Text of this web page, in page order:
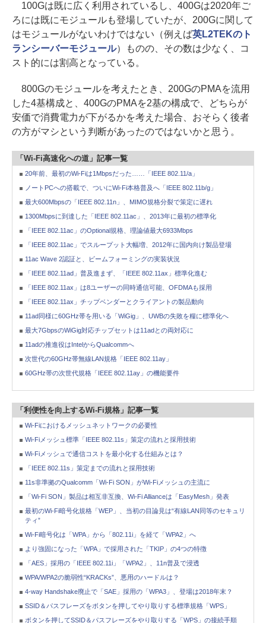
100Gは既に広く利用されているし、400Gは2020年ご
ろには既にモジュールも登場していたが、200Gに関して
はモジュールがないわけではない（例えば英L2TEKのト
ランシーバーモジュール）ものの、その数は少なく、コ
スト的には割高となっている。
800Gのモジュールを考えたとき、200GのPMAを流用
した4基構成と、400GのPMAを2基の構成で、どちらが
安価で消費電力が下がるかを考えた場合、おそらく後者
の方がマシという判断があったのではないかと思う。
「Wi-Fi高速化への道」記事一覧
20年前、最初のWi-Fiは1Mbpsだった……「IEEE 802.11/a」
ノートPCへの搭載で、ついにWi-Fi本格普及へ「IEEE 802.11b/g」
最大600Mbpsの「IEEE 802.11n」、MIMO規格分裂で策定に遅れ
1300Mbpsに到達した「IEEE 802.11ac」、2013年に最初の標準化
「IEEE 802.11ac」のOptional規格、理論値最大6933Mbps
「IEEE 802.11ac」でスループット大幅増、2012年に国内向け製品登場
11ac Wave 2認証と、ビームフォーミングの実装状況
「IEEE 802.11ad」普及進まず、「IEEE 802.11ax」標準化進む
「IEEE 802.11ax」は8ユーザーの同時通信可能、OFDMAも採用
「IEEE 802.11ax」チップベンダーとクライアントの製品動向
11ad同様に60GHz帯を用いる「WiGig」、UWBの失敗を糧に標準化へ
最大7GbpsのWiGig対応チップセットは11adとの両対応に
11adの推進役はIntelからQualcommへ
次世代の60GHz帯無線LAN規格「IEEE 802.11ay」
60GHz帯の次世代規格「IEEE 802.11ay」の機能要件
「利便性を向上するWi-Fi規格」記事一覧
Wi-Fiにおけるメッシュネットワークの必要性
Wi-Fiメッシュ標準「IEEE 802.11s」策定の流れと採用技術
Wi-Fiメッシュで通信コストを最小化する仕組みとは？
「IEEE 802.11s」策定までの流れと採用技術
11s非準拠のQualcomm「Wi-Fi SON」がWi-Fiメッシュの主流に
「Wi-Fi SON」製品は相互非互換、Wi-Fi Allianceは「EasyMesh」発表
最初のWi-Fi暗号化規格「WEP」、当初の目論見は“有線LAN同等のセキュリ
ティ”
Wi-Fi暗号化は「WPA」から「802.11i」を経て「WPA2」へ
より強固になった「WPA」で採用された「TKIP」の4つの特徴
「AES」採用の「IEEE 802.11i」「WPA2」、11n普及で浸透
WPA/WPA2の脆弱性“KRACKs”、悪用のハードルは？
4-way Handshake廃止で「SAE」採用の「WPA3」、登場は2018年末？
SSID＆パスフレーズをボタンを押してやり取りする標準規格「WPS」
ボタンを押してSSID＆パスフレーズをやり取りする「WPS」の接続手順